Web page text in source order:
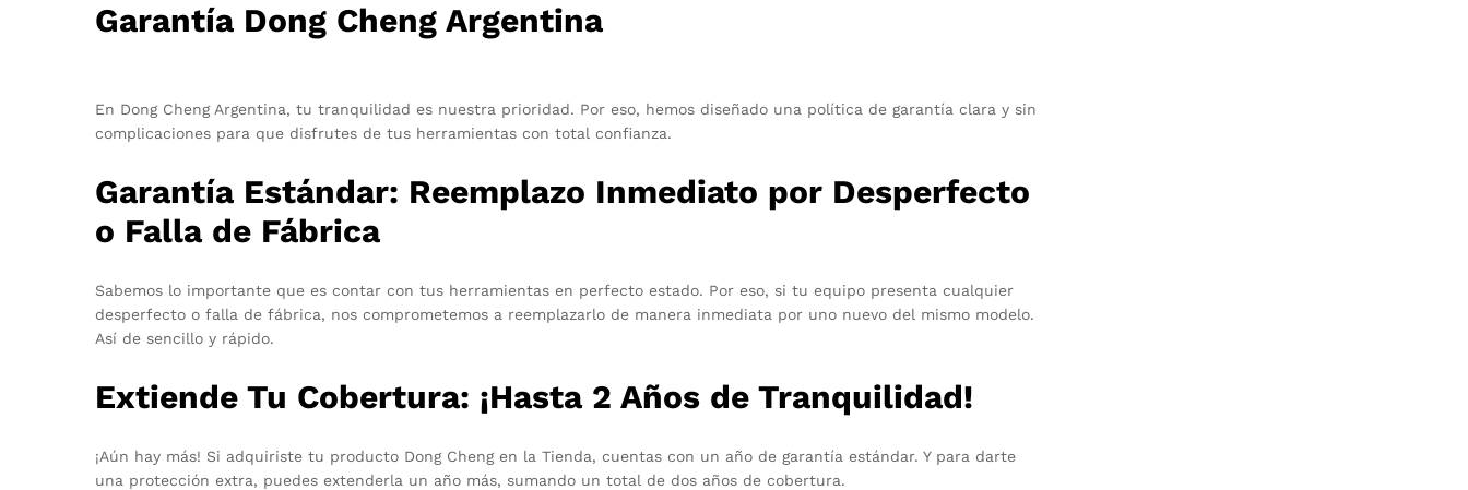
Garantía Dong Cheng Argentina
En Dong Cheng Argentina, tu tranquilidad es nuestra prioridad. Por eso, hemos diseñado una política de garantía clara y sin
complicaciones para que disfrutes de tus herramientas con total confianza.
Garantía Estándar: Reemplazo Inmediato por Desperfecto
o Falla de Fábrica
Sabemos lo importante que es contar con tus herramientas en perfecto estado. Por eso, si tu equipo presenta cualquier
desperfecto o falla de fábrica, nos comprometemos a reemplazarlo de manera inmediata por uno nuevo del mismo modelo.
Así de sencillo y rápido.
Extiende Tu Cobertura: ¡Hasta 2 Años de Tranquilidad!
¡Aún hay más! Si adquiriste tu producto Dong Cheng en la Tienda, cuentas con un año de garantía estándar. Y para darte
una protección extra, puedes extenderla un año más, sumando un total de dos años de cobertura.